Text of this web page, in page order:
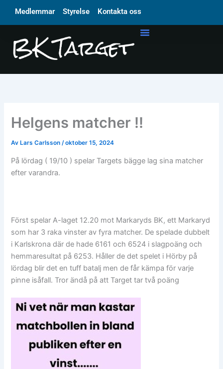
Medlemmar Styrelse Kontakta oss
Helgens matcher !!
Av Lars Carlsson/oktober 15, 2024
På lördag ( 19/10 ) spelar Targets bägge lag sina matcher
efter varandra.
Först spelar A-laget 12.20 mot Markaryds BK, ett Markaryd
som har 3 raka vinster av fyra matcher. De spelade dubbelt
i Karlskrona där de hade 6161 och 6524 i slagpoäng och
hemmaresultat på 6253. Håller de det spelet i Hörby på
lördag blir det en tuff batalj men de får kämpa för varje
pinne isåfall. Tror ändå på att Target tar två poäng